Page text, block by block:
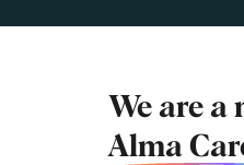
We are a
Alma